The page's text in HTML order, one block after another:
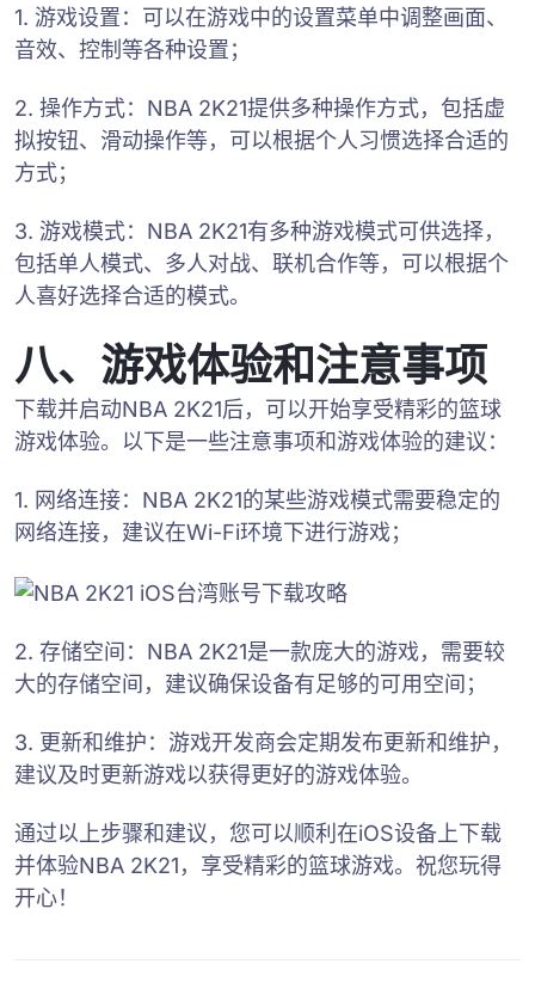
1. 游戏设置：可以在游戏中的设置菜单中调整画面、
音效、控制等各种设置；
2. 操作方式：NBA 2K21提供多种操作方式，包括虚
拟按钮、滑动操作等，可以根据个人习惯选择合适的
方式；
3. 游戏模式：NBA 2K21有多种游戏模式可供选择，
包括单人模式、多人对战、联机合作等，可以根据个
人喜好选择合适的模式。
八、游戏体验和注意事项
下载并启动NBA 2K21后，可以开始享受精彩的篮球
游戏体验。以下是一些注意事项和游戏体验的建议：
1. 网络连接：NBA 2K21的某些游戏模式需要稳定的
网络连接，建议在Wi-Fi环境下进行游戏；
2. 存储空间：NBA 2K21是一款庞大的游戏，需要较
大的存储空间，建议确保设备有足够的可用空间；
3. 更新和维护：游戏开发商会定期发布更新和维护，
建议及时更新游戏以获得更好的游戏体验。
通过以上步骤和建议，您可以顺利在iOS设备上下载
并体验NBA 2K21，享受精彩的篮球游戏。祝您玩得
开心！